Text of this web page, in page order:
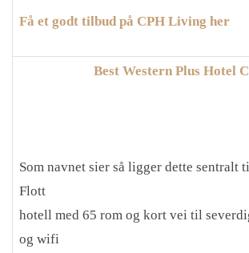
Få et godt tilbud på CPH Living her
Best Western Plus Hotel
Som navnet sier så ligger dette sentralt
Flott
hotell med 65 rom og kort vei til
og wifi